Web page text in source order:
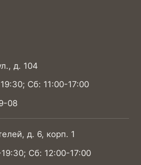
д. 104
Сб: 11:00-17:00
08
д. 6, корп. 1
Сб: 12:00-17:00